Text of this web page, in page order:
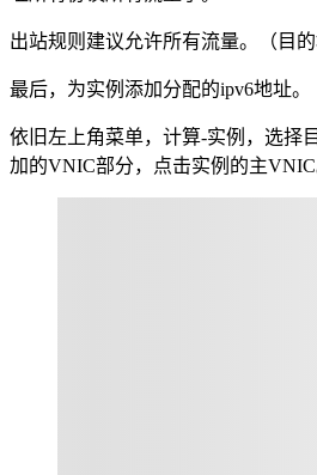
出站规则建议允许所有流量。（目的
最后，为实例添加分配的ipv6地址。
依旧左上角菜单，计算-实例，选择
加的VNIC部分，点击实例的主VNIC